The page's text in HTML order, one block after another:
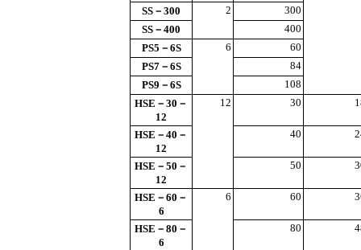
SS－300
2
300
SS－400
400
PS5－6S
6
60
PS7－6S
84
PS9－6S
108
HSE－30－
12
12 30
HSE－40－
12
40
HSE－50－
12
50
HSE－60－
6
6 60
HSE－80－
6
80